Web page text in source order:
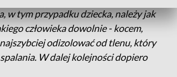
w tym przypadku dziecka, należy jak
człowieka dowolnie - kocem,
odizolować od tlenu, który
W dalej kolejności dopiero